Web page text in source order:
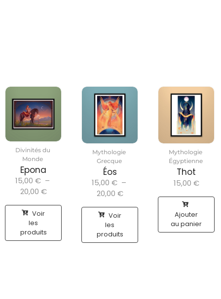
Divinités du
Monde
Epona
15,00 € –
20,00 €
Voir
les
produits
Mythologie
Grecque
Éos
15,00 € –
20,00 €
Voir
les
produits
Mythologie
Égyptienne
Thot
15,00 €
Ajouter
au panier